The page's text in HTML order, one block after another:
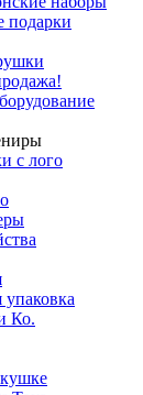
подарки
с лого
Ко.